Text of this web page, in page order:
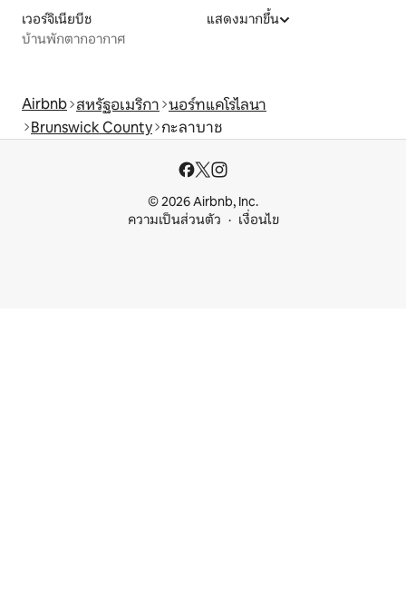
เวอร์จิเนียบีช
บ้านพักตากอากาศ
แสดงมากขึ้น
Airbnb สหรัฐอเมริกา นอร์ทแคโรไลนา
Brunswick County กะลาบาช
© 2026 Airbnb, Inc.
ความเป็นส่วนตัว
เงื่อนไข